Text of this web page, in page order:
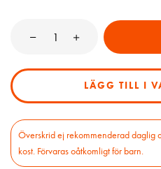
LÄGG TILL I
Överskrid ej rekommenderad daglig
kost. Förvaras oåtkomligt för barn.